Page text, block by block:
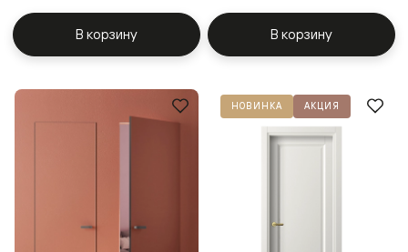
В корзину В корзину
НОВИНКА АКЦИЯ